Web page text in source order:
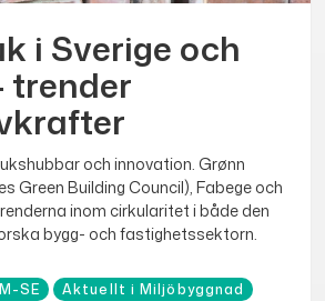
i Sverige och
trender
och innovation. Grønn
Green Building Council), Fabege och
inom cirkularitet i både den
bygg- och fastighetssektorn.
SE
Aktuellt i Miljöbyggnad